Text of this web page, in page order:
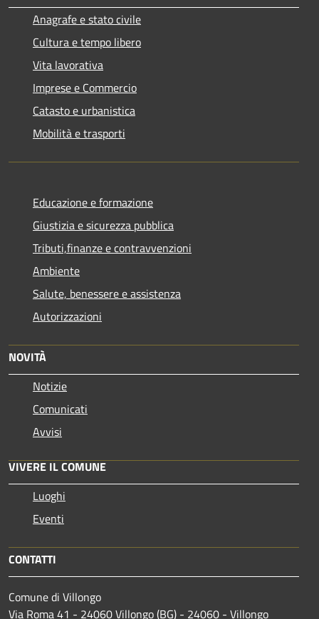
Anagrafe e stato civile
Cultura e tempo libero
Vita lavorativa
Imprese e Commercio
Catasto e urbanistica
Mobilità e trasporti
Educazione e formazione
Giustizia e sicurezza pubblica
Tributi,finanze e contravvenzioni
Ambiente
Salute, benessere e assistenza
Autorizzazioni
NOVITÀ
Notizie
Comunicati
Avvisi
VIVERE IL COMUNE
Luoghi
Eventi
CONTATTI
Comune di Villongo
Via Roma 41 - 24060 Villongo (BG) - 24060 - Villongo